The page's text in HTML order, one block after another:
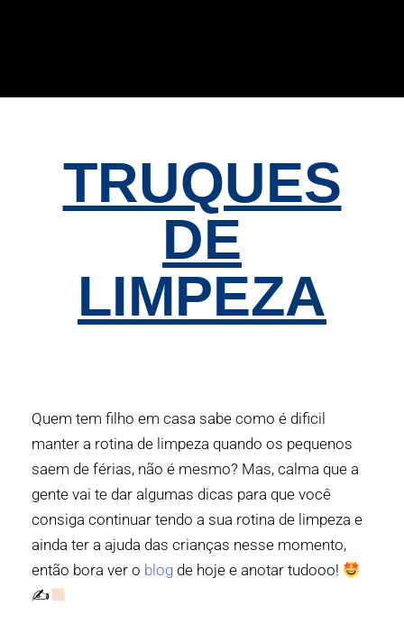
TRUQUES
DE
LIMPEZA
Quem tem filho em casa sabe como é dificil
manter a rotina de limpeza quando os pequenos
saem de férias, não é mesmo? Mas, calma que a
gente vai te dar algumas dicas para que você
consiga continuar tendo a sua rotina de limpeza e
ainda ter a ajuda das crianças nesse momento,
então bora ver o blog de hoje e anotar tudooo!
✍